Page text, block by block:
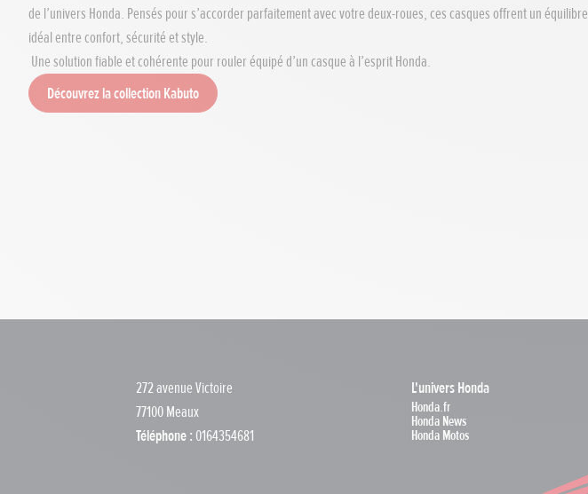
de l’univers Honda. Pensés pour s’accorder parfaitement avec votre deux-roues, ces casques offrent un équilibre
idéal entre confort, sécurité et style.
Une solution fiable et cohérente pour rouler équipé d’un casque à l’esprit Honda.
Découvrez la collection Kabuto
272 avenue Victoire
77100 Meaux
Téléphone : 0164354681
L'univers Honda
Honda.fr
Honda News
Honda Motos